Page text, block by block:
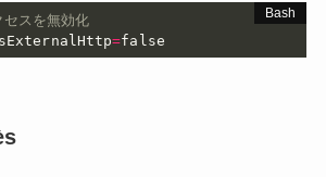
スを無効化
=false